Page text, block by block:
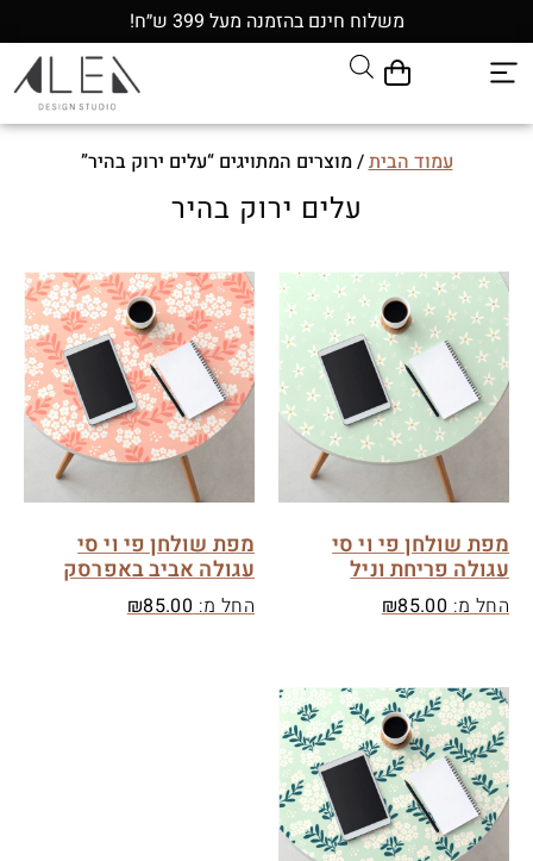
משלוח חינם בהזמנה מעל 399 ש״ח!
עמוד הבית/ מוצרים המתויגים “עלים ירוק בהיר”
עלים ירוק בהיר
מפת שולחן פי וי סי
עגולה פריחת וניל
החל מ: ₪85.00
מפת שולחן פי וי סי
עגולה אביב באפרסק
החל מ: ₪85.00